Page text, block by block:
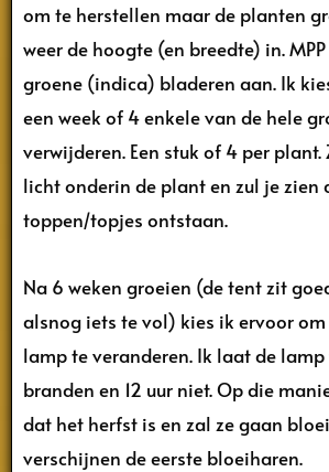
om te herstellen maar de planten
weer de hoogte (en breedte) in.
groene (indica) bladeren aan. Ik
een week of 4 enkele van de hele
verwijderen. Een stuk of 4 per plant.
licht onderin de plant en zul je zien
toppen/topjes ontstaan.
Na 6 weken groeien (de tent zit
alsnog iets te vol) kies ik ervoor
lamp te veranderen. Ik laat de lamp
branden en 12 uur niet. Op die
dat het herfst is en zal ze gaan
verschijnen de eerste bloeiharen.